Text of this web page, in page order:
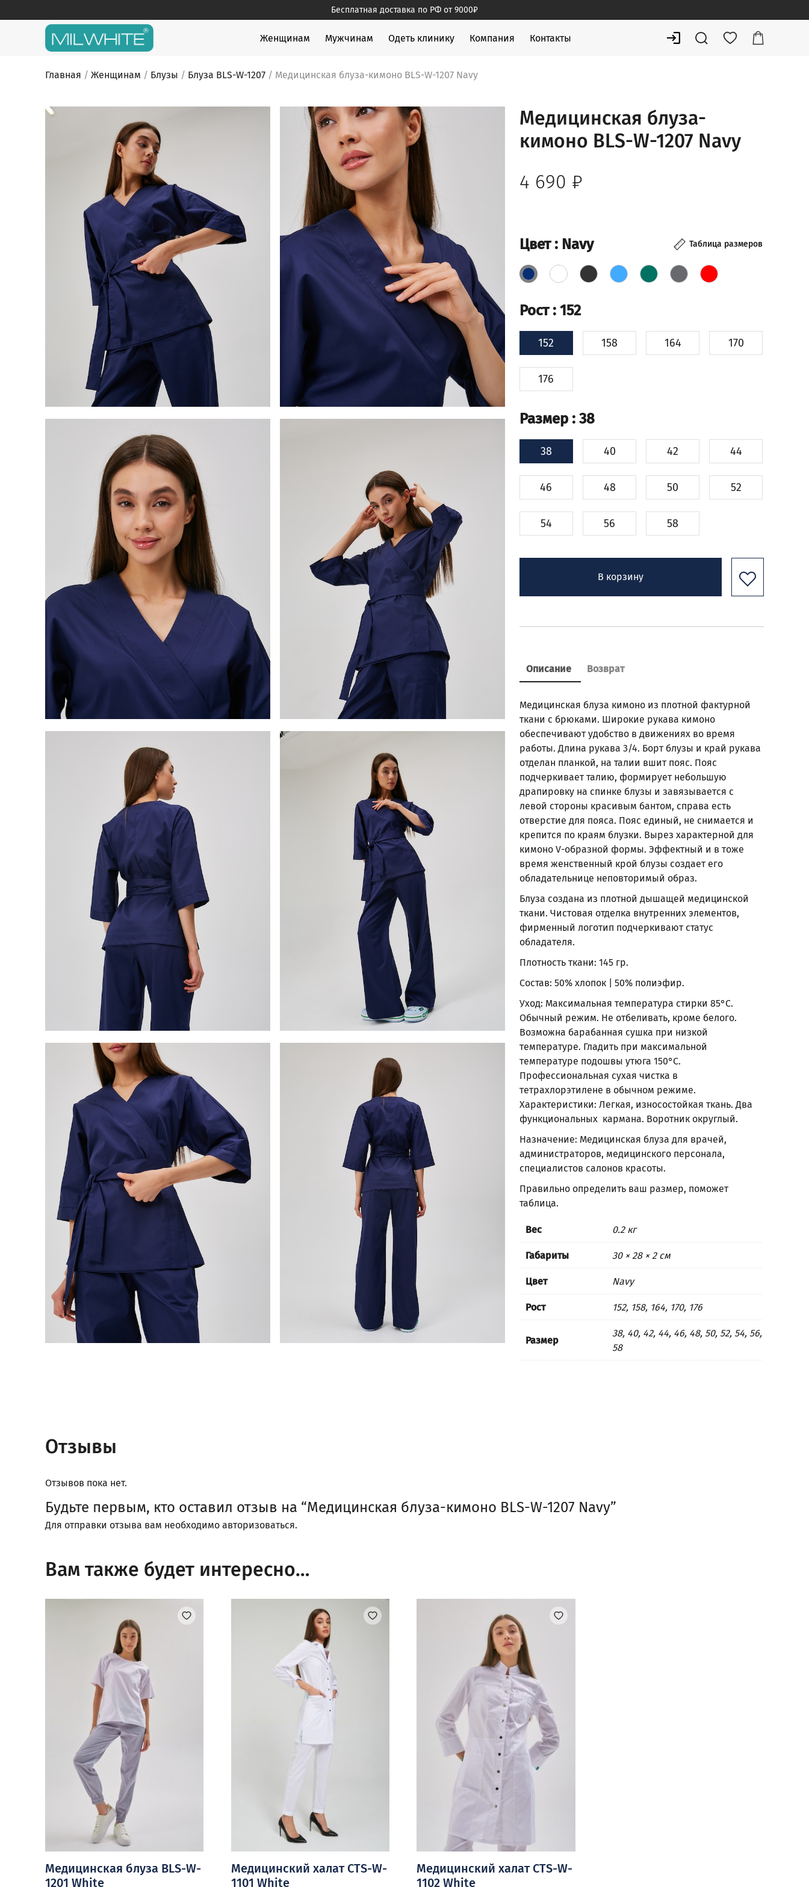
to
Бесплатная доставка по РФ от 9000₽
MILWHITE
MILWHITE — интернет магазин медицинской одеждыЖенщинам Мужчинам Одеть клинику Компания Контакты
Главная / Женщинам / Блузы / Блуза BLS-W-1207 / Медицинская блуза-кимоно BLS-W-1207 Navy
Медицинская блуза-
кимоно BLS-W-1207 Navy
4 690 ₽
Цвет: Navy Таблица размеров
Рост: 152
152 158 164 170
176
Размер : 38
38 40 42 44
46 48 50 52
54 56 58
В корзину
Описание Возврат
Медицинская блуза кимоно из плотной фактурной
ткани с брюками. Широкие рукава кимоно
обеспечивают удобство в движениях во время
работы. Длина рукава 3/4. Борт блузы и край рукава
отделан планкой, на талии вшит пояс. Пояс
подчеркивает талию, формирует небольшую
драпировку на спинке блузы и завязывается с
левой стороны красивым бантом, справа есть
отверстие для пояса. Пояс единый, не снимается и
крепится по краям блузки. Вырез характерной для
кимоно V-образной формы. Эффектный и в тоже
время женственный крой блузы создает его
обладательнице неповторимый образ.
Блуза создана из плотной дышащей медицинской
ткани. Чистовая отделка внутренних элементов,
фирменный логотип подчеркивают статус
обладателя.
Плотность ткани: 145 гр.
Состав: 50% хлопок | 50% полиэфир.
Уход: Максимальная температура стирки 85°С.
Обычный режим. Не отбеливать, кроме белого.
Возможна барабанная сушка при низкой
температуре. Гладить при максимальной
температуре подошвы утюга 150°С.
Профессиональная сухая чистка в
тетрахлорэтилене в обычном режиме.
Характеристики: Легкая, износостойкая ткань. Два
функциональных кармана. Воротник округлый.
Назначение: Медицинская блуза для врачей,
администраторов, медицинского персонала,
специалистов салонов красоты.
Правильно определить ваш размер, поможет
таблица.
Вес 0.2 кг
Габариты 30 × 28 × 2 см
Цвет Navy
Рост 152, 158, 164, 170, 176
Размер
38, 40, 42, 44, 46, 48, 50, 52, 54, 56,
58
Отзывы
Отзывов пока нет.
Будьте первым, кто оставил отзыв на “Медицинская блуза-кимоно BLS-W-1207 Navy”
Для отправки отзыва вам необходимо авторизоваться.
Вам также будет интересно…
Медицинская блуза BLS-W-
1201 White
Медицинский халат CTS-W-
1101 White
Медицинский халат CTS-W-
1102 White